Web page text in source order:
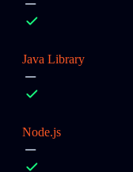
Java Library
Node.js